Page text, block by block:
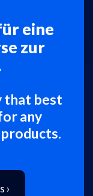
eine
zur
that best
any
›